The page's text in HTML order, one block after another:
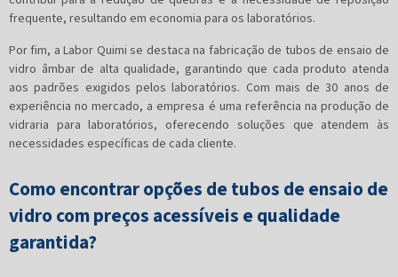
frequente, resultando em economia para os laboratórios.
Por fim, a Labor Quimi se destaca na fabricação de tubos de ensaio de
vidro âmbar de alta qualidade, garantindo que cada produto atenda
aos padrões exigidos pelos laboratórios. Com mais de 30 anos de
experiência no mercado, a empresa é uma referência na produção de
vidraria para laboratórios, oferecendo soluções que atendem às
necessidades específicas de cada cliente.
Como encontrar opções de tubos de ensaio de
vidro com preços acessíveis e qualidade
garantida?